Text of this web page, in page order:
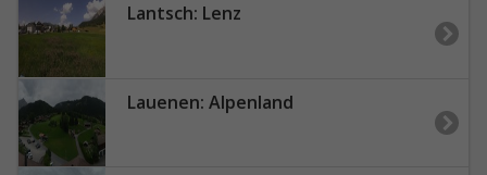
Lantsch: Lenz
Lauenen: Alpenland